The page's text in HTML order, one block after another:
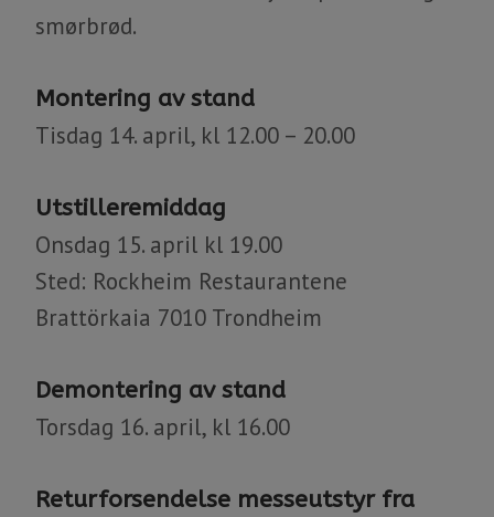
smørbrød.
Montering av stand
Tisdag 14. april, kl 12.00 – 20.00
Utstilleremiddag
Onsdag 15. april kl 19.00
Sted: Rockheim Restaurantene
Brattörkaia 7010 Trondheim
Demontering av stand
Torsdag 16. april, kl 16.00
Returforsendelse messeutstyr fra